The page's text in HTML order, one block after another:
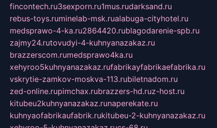
fincontech.ru3sexporn.ru1mus.rudarksand.ru
rebus-toys.ruminelab-msk.rualabuga-cityhotel.ru
medsprawo-4-ka.ru2864420.rublagodarenie-spb.ru
zajmy24.rutovudyi-4-kuhnyanazakaz.ru
brazzerscom.rumedsprawo4ka.ru
xehyroo5kuhnyanazakaz.rufabrikayfabrikaefabrika.ru
vskrytie-zamkov-moskva-113.rubiletnadom.ru
zed-online.rupimchax.rubrazzers-hd.ruz-host.ru
kitubeu2kuhnyanazakaz.runaperekate.ru
kuhnyaofabrikaufabrik.rukitubeu-2-kuhnyanazakaz.ru